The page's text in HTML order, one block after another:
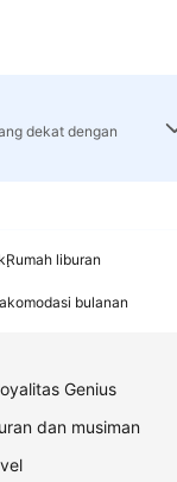
dekat dengan
Rumah liburan
bulanan
Genius
dan musiman